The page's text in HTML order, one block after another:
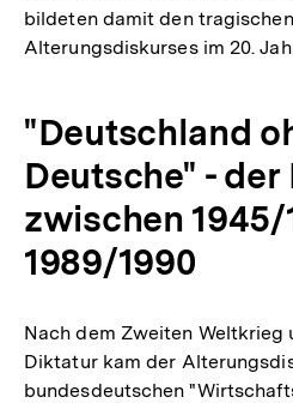
Fußnote
bildeten damit den
Alterungsdiskurses im 20.
"Deutschland
Deutsche" - der
zwischen 1945/
1989/1990
Nach dem Zweiten Weltkrieg
Diktatur kam der
bundesdeutschen